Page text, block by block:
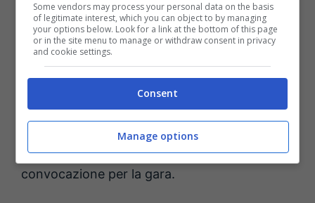
recupero fisico.
A loro si aggiunge
con alcuni fastidi da ormai qualche settimana.
Il numero 21 aveva saltato le ultime sfide di
campionato per recuperare al meglio in vista
della finale di Coppa Italia e aveva ottenuto la
convocazione per la gara.
Some vendors may process your personal data on the basis
of legitimate interest, which you can object to by managing
your options below. Look for a link at the bottom of this page
or in the site menu to manage or withdraw consent in privacy
and cookie settings.
Consent
Manage options